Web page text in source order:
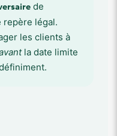
de
repère légal.
les clients à
la date limite